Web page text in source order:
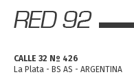
CALLE 32 Nº 426
La Plata - BS AS - ARGENTINA